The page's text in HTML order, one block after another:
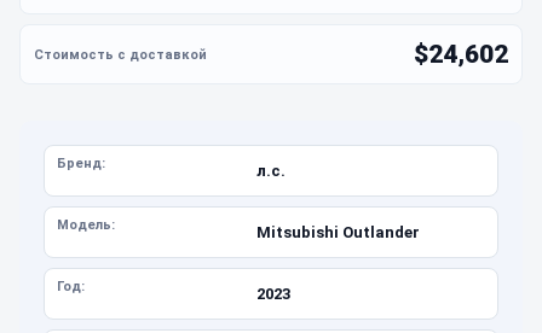
$24,602
Бренд: л.с.
Модель: Mitsubishi Outlander
Год: 2023